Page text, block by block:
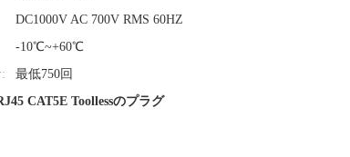
DC1000V AC 700V RMS 60HZ
-10℃~+60℃
最低750回
CAT5E Toollessのプラグ